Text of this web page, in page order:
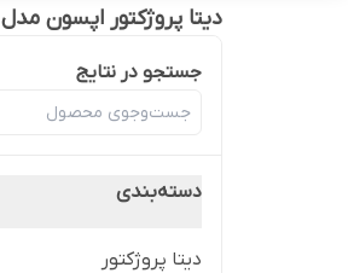
دیتا پروژکتور اپسون مدل EB_95
جستجو در نتایج
دسته‌بندی
دیتا پروژکتور